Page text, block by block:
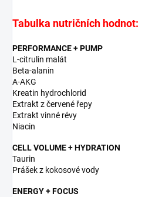
Tabulka nutričních hodnot:
PERFORMANCE + PUMP
L-citrulin malát
Beta-alanin
A-AKG
Kreatin hydrochlorid
Extrakt z červené řepy
Extrakt vinné révy
Niacin
CELL VOLUME + HYDRATION
Taurin
Prášek z kokosové vody
ENERGY + FOCUS